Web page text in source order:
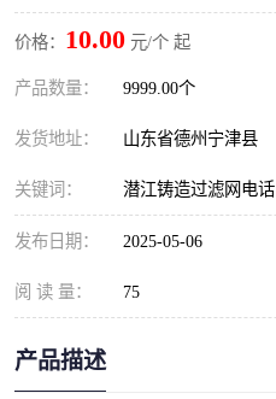
价格： 10.00 元/个 起
产品数量： 9999.00个
发货地址： 山东省德州宁津县
关键词： 潜江铸造过滤网电话
发布日期： 2025-05-06
阅 读 量： 75
产品描述